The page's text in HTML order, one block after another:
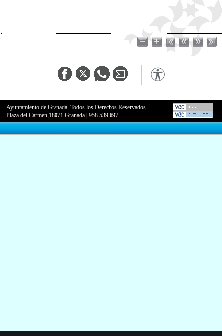
Ayuntamiento de Granada. Todos los Derechos Reservados.
Plaza del Carmen,18071 Granada |958 539 697